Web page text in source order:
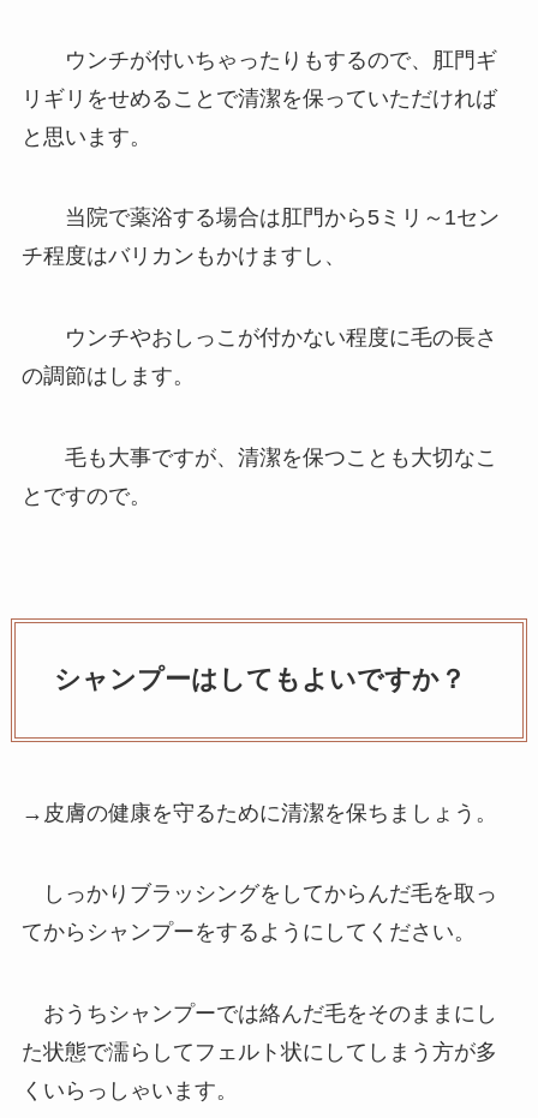
ウンチが付いちゃったりもするので、肛門ギ
リギリをせめることで清潔を保っていただければ
と思います。
当院で薬浴する場合は肛門から5ミリ～1セン
チ程度はバリカンもかけますし、
ウンチやおしっこが付かない程度に毛の長さ
の調節はします。
毛も大事ですが、清潔を保つことも大切なこ
とですので。
シャンプーはしてもよいですか？
→皮膚の健康を守るために清潔を保ちましょう。
しっかりブラッシングをしてからんだ毛を取っ
てからシャンプーをするようにしてください。
おうちシャンプーでは絡んだ毛をそのままにし
た状態で濡らしてフェルト状にしてしまう方が多
くいらっしゃいます。